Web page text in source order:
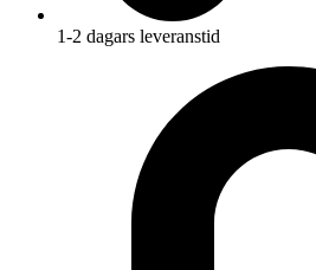
1-2 dagars leveranstid